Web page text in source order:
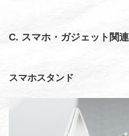
C. スマホ・ガジェット関連
スマホスタンド